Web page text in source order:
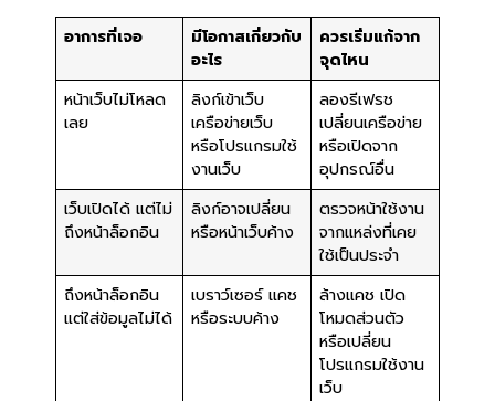
อาการที่เจอ
มีโอกาสเกี่ยวกับ
อะไร
ควรเริ่มแก้จาก
จุดไหน
หน้าเว็บไม่โหลด
เลย
ลิงก์เข้าเว็บ
เครือข่ายเว็บ
หรือโปรแกรมใช้
งานเว็บ
ลองรีเฟรช
เปลี่ยนเครือข่าย
หรือเปิดจาก
อุปกรณ์อื่น
เว็บเปิดได้ แต่ไม่
ถึงหน้าล็อกอิน
ลิงก์อาจเปลี่ยน
หรือหน้าเว็บค้าง
ตรวจหน้าใช้งาน
จากแหล่งที่เคย
ใช้เป็นประจำ
ถึงหน้าล็อกอิน
แต่ใส่ข้อมูลไม่ได้
เบราว์เซอร์ แคช
หรือระบบค้าง
ล้างแคช เปิด
โหมดส่วนตัว
หรือเปลี่ยน
โปรแกรมใช้งาน
เว็บ